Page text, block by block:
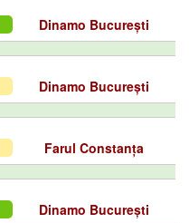
Dinamo București
Dinamo București
Farul Constanța
Dinamo București